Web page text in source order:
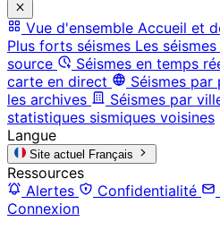
Vue d'ensemble Accueil et
Plus forts séismes Les
source
Séismes en temps
carte en direct
Séismes par
les archives
Séismes par
statistiques sismiques voisines
Langue
Site actuel Français
Ressources
Alertes
Confidentialité
Connexion